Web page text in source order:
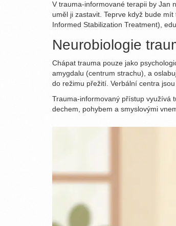
V trauma-informované terapii by Jan
uměl ji zastavit. Teprve když bude
Informed Stabilization Treatment),
Neurobiologie
Chápat trauma pouze jako
amygdalu (centrum strachu), a
do režimu přežití. Verbální centra
Trauma-informovaný přístup využívá
dechem, pohybem a smyslovými